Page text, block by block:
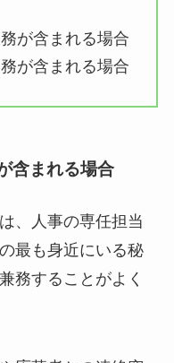
が含まれる場合
が含まれる場合
含まれる場合
、人事の専任担当
最も身近にいる秘
務することがよく